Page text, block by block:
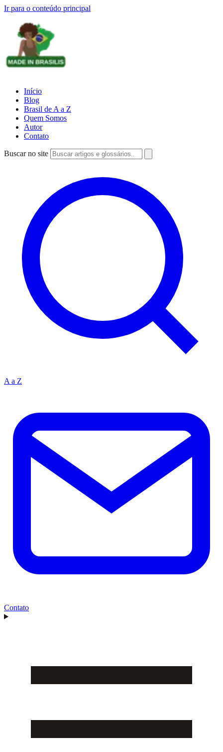
Ir para o conteúdo principal
Início
Blog
Brasil de A a Z
Quem Somos
Autor
Contato
Buscar no site
A a Z
Contato